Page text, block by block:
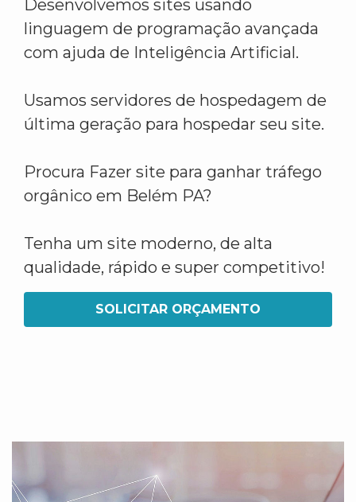
Desenvolvemos sites usando
linguagem de programação avançada
com ajuda de Inteligência Artificial.
Usamos servidores de hospedagem de
última geração para hospedar seu site.
Procura Fazer site para ganhar tráfego
orgânico em Belém PA?
Tenha um site moderno, de alta
qualidade, rápido e super competitivo!
SOLICITAR ORÇAMENTO